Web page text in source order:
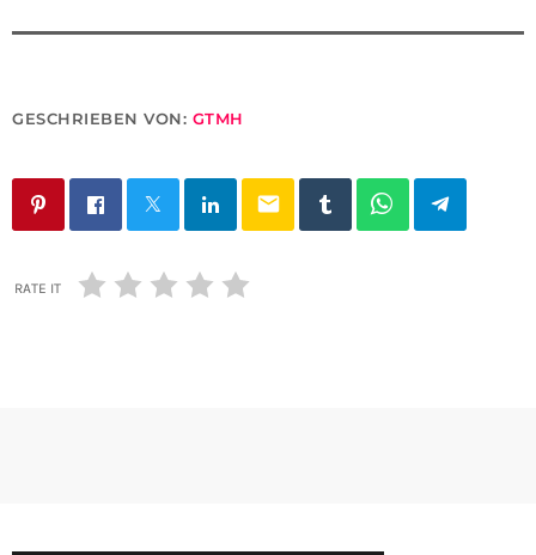
GESCHRIEBEN VON: GTMH
email
RATE IT